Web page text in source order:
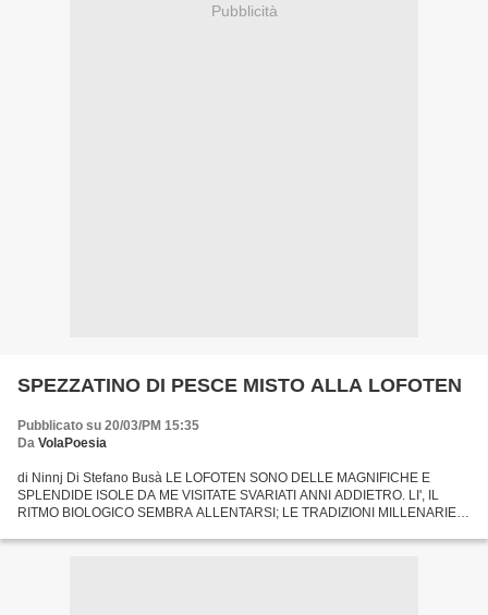
Pubblicità
SPEZZATINO DI PESCE MISTO ALLA LOFOTEN
Pubblicato su 20/03/PM 15:35
Da VolaPoesia
di Ninnj Di Stefano Busà LE LOFOTEN SONO DELLE MAGNIFICHE E
SPLENDIDE ISOLE DA ME VISITATE SVARIATI ANNI ADDIETRO. LI', IL
RITMO BIOLOGICO SEMBRA ALLENTARSI; LE TRADIZIONI MILLENARIE
LENTO E INCONTAMINATO...